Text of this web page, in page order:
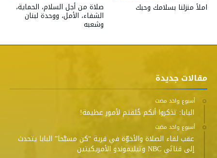
صلاة من أجل السلام، الحماية،
الشفاء، الأمل، ووحدة لبنان
وشعبه
املأ منزلنا بسلامك وحبك
مقالات جديدة
‫‫‫‏‫أسبوع واحد مضت‬
البابا: تذكروا أنكم خُلقتم لأمور عظيمة!
‫‫‫‏‫أسبوع واحد مضت‬
عقب لقاء الصلاة والأخوّة في قرية “كن مسبَّحا” البابا يتحدث
إلى قناتَي NBC وتيليموندو الأمريكيتين